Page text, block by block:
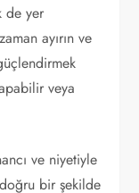
de yer
ayırın ve
veya
ve niyetiyle
bir şekilde